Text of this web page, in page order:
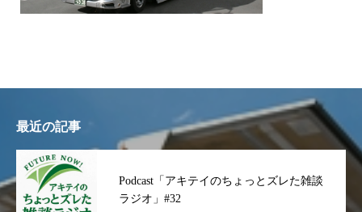
最近の記事
Podcast「アキテイのちょっとズレた雑談
ラジオ」#32